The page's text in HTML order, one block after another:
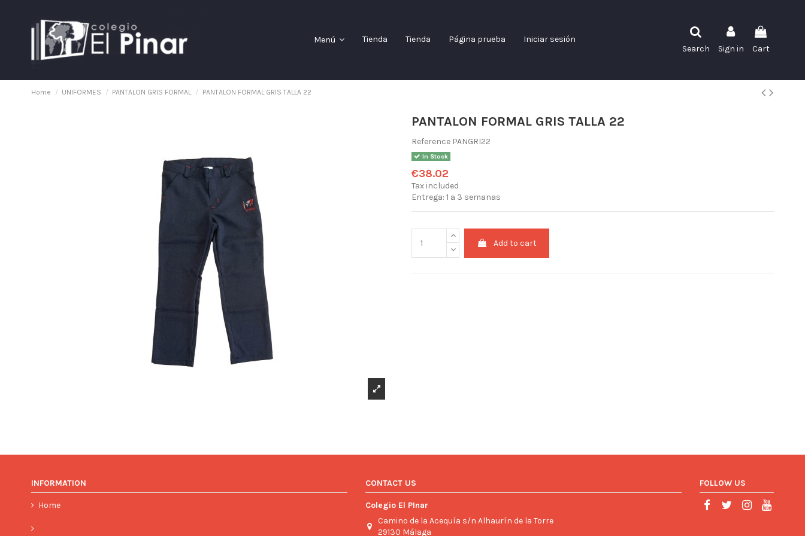
Menú Tienda Tienda Página prueba
Iniciar sesión
Search
Sign in Cart
Home UNIFORMES PANTALON GRIS FORMAL PANTALON FORMAL GRIS TALLA 22
PANTALON FORMAL GRIS TALLA 22
Reference PANGRI22
In Stock
€38.02
Tax included
Entrega: 1 a 3 semanas
Add to cart
INFORMATION
Home
CONTACT US
Colegio El PInar
Camino de la Acequía s/n Alhaurín de la Torre
29130 Málaga
FOLLOW US